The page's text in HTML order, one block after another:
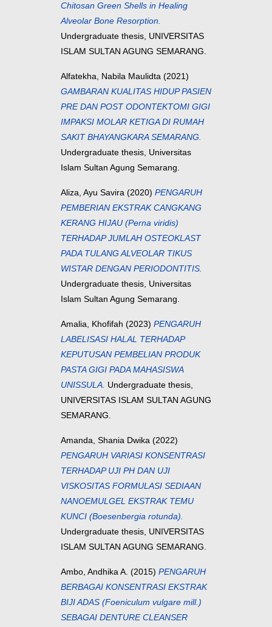
Chitosan Green Shells in Healing
Alveolar Bone Resorption.
Undergraduate thesis, UNIVERSITAS
ISLAM SULTAN AGUNG SEMARANG.
Alfatekha, Nabila Maulidta (2021)
GAMBARAN KUALITAS HIDUP PASIEN
PRE DAN POST ODONTEKTOMI GIGI
IMPAKSI MOLAR KETIGA DI RUMAH
SAKIT BHAYANGKARA SEMARANG.
Undergraduate thesis, Universitas
Islam Sultan Agung Semarang.
Aliza, Ayu Savira (2020) PENGARUH
PEMBERIAN EKSTRAK CANGKANG
KERANG HIJAU (Perna viridis)
TERHADAP JUMLAH OSTEOKLAST
PADA TULANG ALVEOLAR TIKUS
WISTAR DENGAN PERIODONTITIS.
Undergraduate thesis, Universitas
Islam Sultan Agung Semarang.
Amalia, Khofifah (2023) PENGARUH
LABELISASI HALAL TERHADAP
KEPUTUSAN PEMBELIAN PRODUK
PASTA GIGI PADA MAHASISWA
UNISSULA. Undergraduate thesis,
UNIVERSITAS ISLAM SULTAN AGUNG
SEMARANG.
Amanda, Shania Dwika (2022)
PENGARUH VARIASI KONSENTRASI
TERHADAP UJI PH DAN UJI
VISKOSITAS FORMULASI SEDIAAN
NANOEMULGEL EKSTRAK TEMU
KUNCI (Boesenbergia rotunda).
Undergraduate thesis, UNIVERSITAS
ISLAM SULTAN AGUNG SEMARANG.
Ambo, Andhika A. (2015) PENGARUH
BERBAGAI KONSENTRASI EKSTRAK
BIJI ADAS (Foeniculum vulgare mill.)
SEBAGAI DENTURE CLEANSER